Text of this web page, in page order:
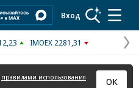
Вход
IMOEX 2281,31
правилами использования
ОК